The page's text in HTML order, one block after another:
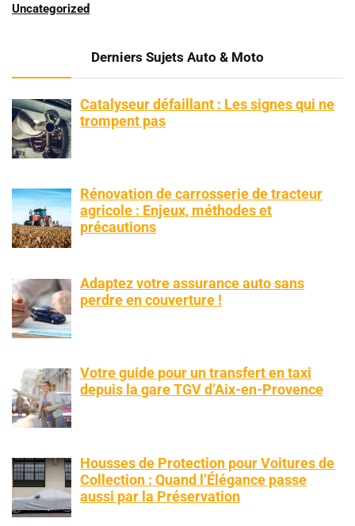
Uncategorized
Derniers Sujets Auto & Moto
Catalyseur défaillant : Les signes qui ne
trompent pas
Rénovation de carrosserie de tracteur
agricole : Enjeux, méthodes et
précautions
Adaptez votre assurance auto sans
perdre en couverture !
Votre guide pour un transfert en taxi
depuis la gare TGV d’Aix-en-Provence
Housses de Protection pour Voitures de
Collection : Quand l’Élégance passe
aussi par la Préservation